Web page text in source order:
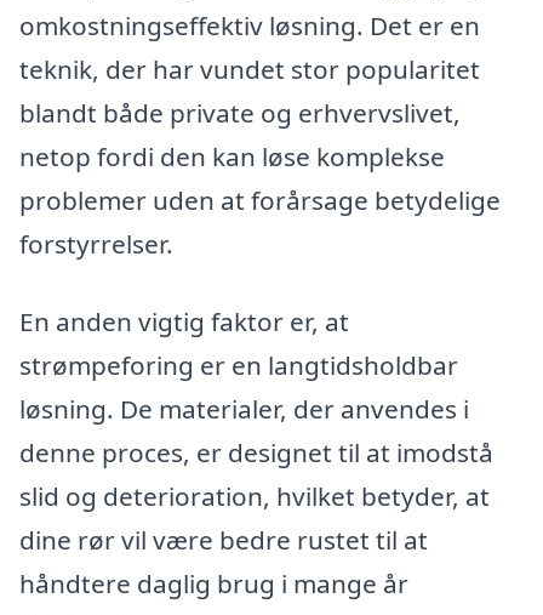
omkostningseffektiv løsning. Det er en
teknik, der har vundet stor popularitet
blandt både private og erhvervslivet,
netop fordi den kan løse komplekse
problemer uden at forårsage betydelige
forstyrrelser.
En anden vigtig faktor er, at
strømpeforing er en langtidsholdbar
løsning. De materialer, der anvendes i
denne proces, er designet til at imodstå
slid og deterioration, hvilket betyder, at
dine rør vil være bedre rustet til at
håndtere daglig brug i mange år